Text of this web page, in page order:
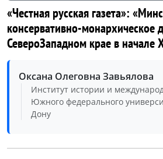
«Честная русская газета»:
консервативно-монархическое
СевероЗападном крае в начале
Оксана Олеговна Завьялова
Институт истории и
Южного федерального
Дону